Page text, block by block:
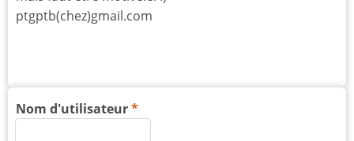
ptgptb(chez)gmail.com
Nom d'utilisateur